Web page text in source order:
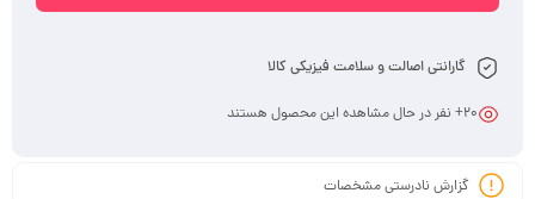
گارانتی اصالت و سلامت فیزیکی کالا
20+ نفر در حال مشاهده این محصول هستند
گزارش نادرستی مشخصات